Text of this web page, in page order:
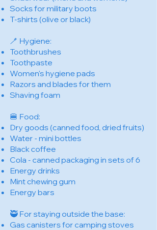
Socks for military boots
T-shirts (olive or black)
🪥 Hygiene:
Toothbrushes
Toothpaste
Women's hygiene pads
Razors and blades for them
Shaving foam
🍔 Food:
Dry goods (canned food, dried fruits)
Water - mini bottles
Black coffee
Cola - canned packaging in sets of 6
Energy drinks
Mint chewing gum
Energy bars
🥷 For staying outside the base:
Gas canisters for camping stoves